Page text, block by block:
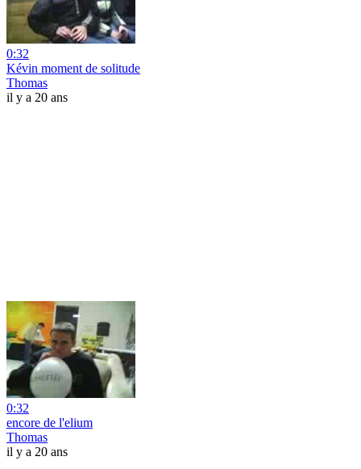
0:32
Kévin moment de solitude
Thomas
il y a 20 ans
0:32
encore de l'elium
Thomas
il y a 20 ans